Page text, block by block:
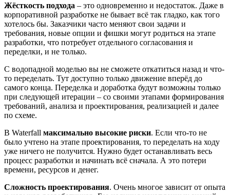
Жёсткость подхода – это одновременно и недостаток. Даже в
корпоративной разработке не бывает всё так гладко, как того
хотелось бы. Заказчики часто меняют свои задачи и
требования, новые опции и фишки могут родиться на этапе
разработки, что потребует отдельного согласования и
переделки, и не только.
С водопадной моделью вы не сможете откатиться назад и что-
то переделать. Тут доступно только движение вперёд до
самого конца. Переделка и доработка будут возможны только
при следующей итерации – со своими этапами формирования
требований, анализа и проектирования, реализацией и далее
по схеме.
В Waterfall максимально высокие риски. Если что-то не
было учтено на этапе проектирования, то переделать на ходу
уже ничего не получится. Нужно будет останавливать весь
процесс разработки и начинать всё сначала. А это потери
времени, ресурсов и денег.
Сложность проектирования. Очень многое зависит от опыта